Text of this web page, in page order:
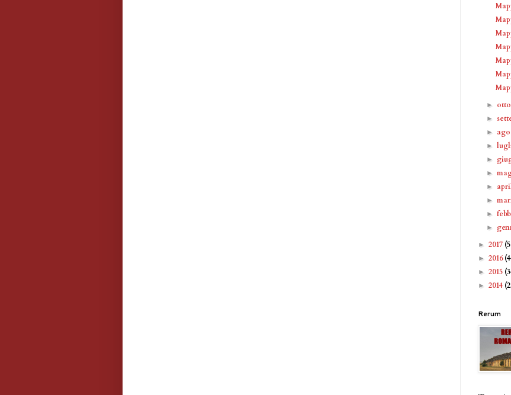
►
►
►
►
►
►
►
►
►
►
► 2017
► 2016
► 2015
► 2014
Rerum